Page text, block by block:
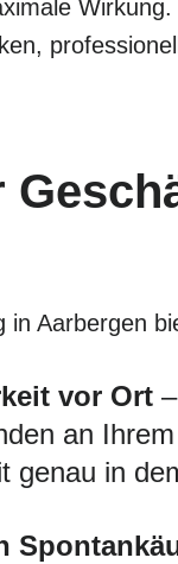
in Aarbergen
vor Ort
an
genau in